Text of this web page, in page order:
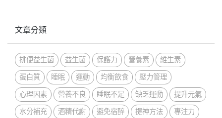
文章分類
排便益生菌 益生菌 保護力 營養素
維生素
蛋白質
睡眠 運動 均衡飲食
壓力管理
心理因素
營養不良 睡眠不足 缺乏運動
提升元氣
水分補充
酒精代謝 避免宿醉 提神方法
專注力